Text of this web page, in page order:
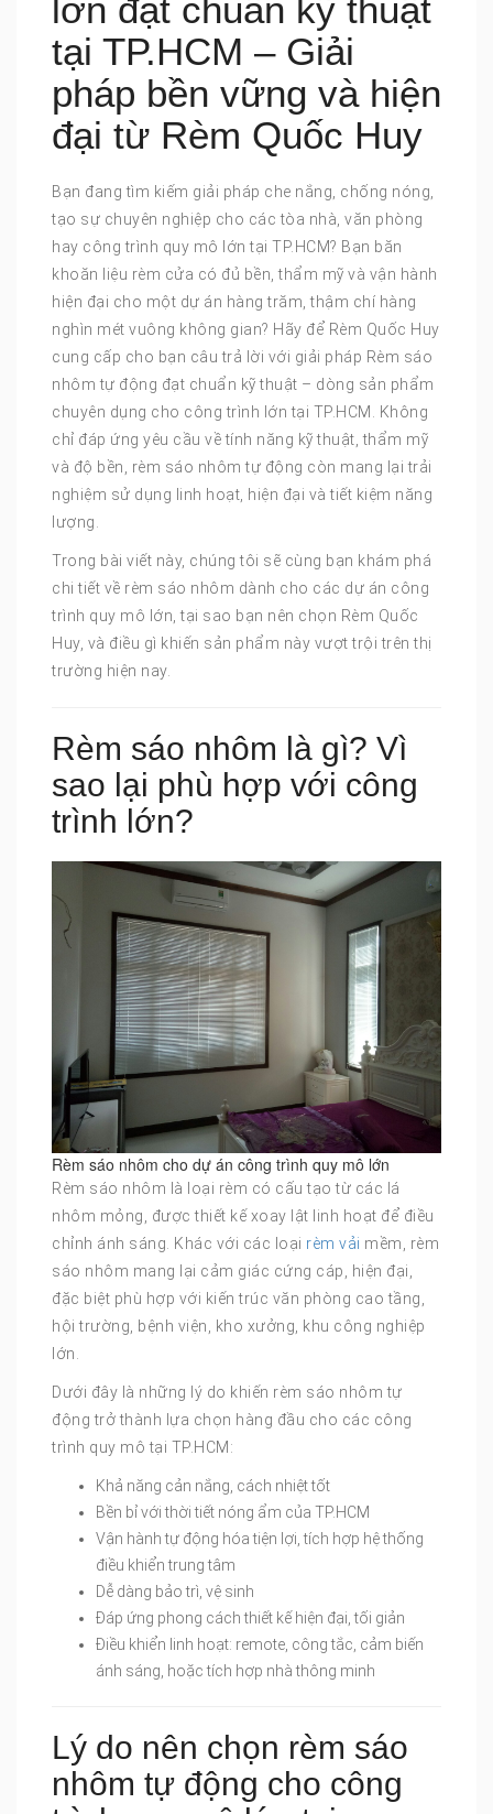
lớn đạt chuẩn kỹ thuật
tại TP.HCM – Giải
pháp bền vững và hiện
đại từ Rèm Quốc Huy
Bạn đang tìm kiếm giải pháp che nắng, chống nóng,
tạo sự chuyên nghiệp cho các tòa nhà, văn phòng
hay công trình quy mô lớn tại TP.HCM? Bạn băn
khoăn liệu rèm cửa có đủ bền, thẩm mỹ và vận hành
hiện đại cho một dự án hàng trăm, thậm chí hàng
nghìn mét vuông không gian? Hãy để Rèm Quốc Huy
cung cấp cho bạn câu trả lời với giải pháp Rèm sáo
nhôm tự động đạt chuẩn kỹ thuật – dòng sản phẩm
chuyên dụng cho công trình lớn tại TP.HCM. Không
chỉ đáp ứng yêu cầu về tính năng kỹ thuật, thẩm mỹ
và độ bền, rèm sáo nhôm tự động còn mang lại trải
nghiệm sử dụng linh hoạt, hiện đại và tiết kiệm năng
lượng.
Trong bài viết này, chúng tôi sẽ cùng bạn khám phá
chi tiết về rèm sáo nhôm dành cho các dự án công
trình quy mô lớn, tại sao bạn nên chọn Rèm Quốc
Huy, và điều gì khiến sản phẩm này vượt trội trên thị
trường hiện nay.
Rèm sáo nhôm là gì? Vì
sao lại phù hợp với công
trình lớn?
Rèm sáo nhôm cho dự án công trình quy mô lớn
Rèm sáo nhôm là loại rèm có cấu tạo từ các lá
nhôm mỏng, được thiết kế xoay lật linh hoạt để điều
chỉnh ánh sáng. Khác với các loại rèm vải mềm, rèm
sáo nhôm mang lại cảm giác cứng cáp, hiện đại,
đặc biệt phù hợp với kiến trúc văn phòng cao tầng,
hội trường, bệnh viện, kho xưởng, khu công nghiệp
lớn.
Dưới đây là những lý do khiến rèm sáo nhôm tự
động trở thành lựa chọn hàng đầu cho các công
trình quy mô tại TP.HCM:
Khả năng cản nắng, cách nhiệt tốt
Bền bỉ với thời tiết nóng ẩm của TP.HCM
Vận hành tự động hóa tiện lợi, tích hợp hệ thống
điều khiển trung tâm
Dễ dàng bảo trì, vệ sinh
Đáp ứng phong cách thiết kế hiện đại, tối giản
Điều khiển linh hoạt: remote, công tắc, cảm biến
ánh sáng, hoặc tích hợp nhà thông minh
Lý do nên chọn rèm sáo
nhôm tự động cho công